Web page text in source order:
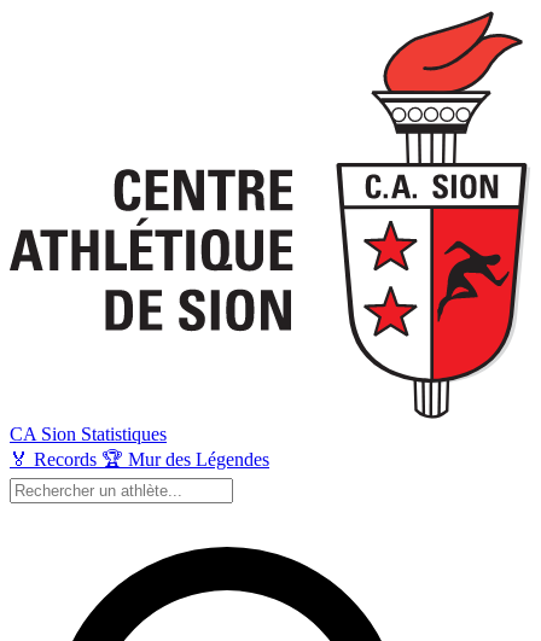
CA Sion Statistiques
🏅 Records 🏆 Mur des Légendes